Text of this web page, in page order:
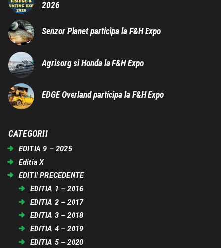
2026
Senzor Planet participa la F&H Expo
Agrisorg si Honda la F&H Expo
EDGE Overland participa la F&H Expo
CATEGORII
EDITIA 9 – 2025
Editia X
EDITII PRECEDENTE
EDITIA 1 – 2016
EDITIA 2 – 2017
EDITIA 3 – 2018
EDITIA 4 – 2019
EDITIA 5 – 2020